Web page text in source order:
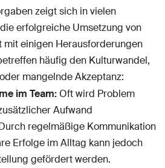
zeigt sich in vielen
erfolgreiche Umsetzung von
mit einigen Herausforderungen
häufig den Kulturwandel,
mangelnde Akzeptanz:
im Team:Oft wird Problem
Aufwand
regelmäßige Kommunikation
Erfolge im Alltag kann jedoch
gefördert werden.